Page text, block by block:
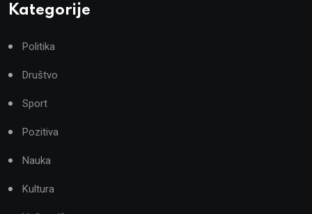
Kategorije
Politika
Društvo
Sport
Pozitiva
Nauka
Kultura